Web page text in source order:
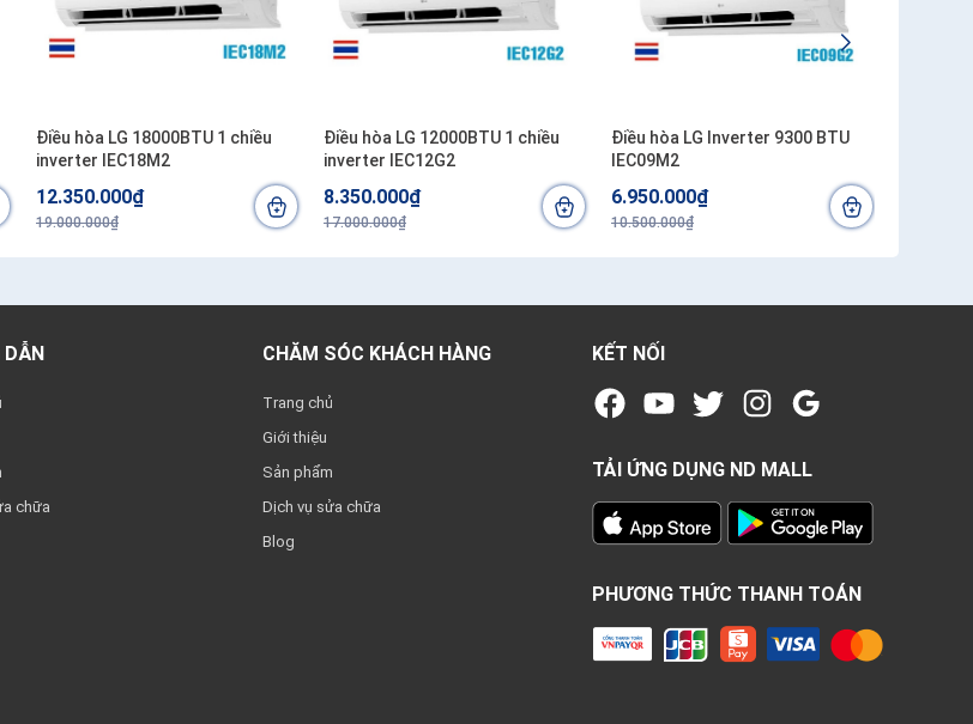
Điều hòa LG 18000BTU 1 chiều
inverter IEC18M2
12.350.000₫
19.000.000₫
Điều hòa LG 12000BTU 1 chiều
inverter IEC12G2
8.350.000₫
17.000.000₫
Điều hòa LG Inverter 9300 BTU
IEC09M2
6.950.000₫
10.500.000₫
DẪN
chữa
CHĂM SÓC KHÁCH HÀNG
Trang chủ
Giới thiệu
Sản phẩm
Dịch vụ sửa chữa
Blog
KẾT NỐI
TẢI ỨNG DỤNG ND MALL
PHƯƠNG THỨC THANH TOÁN